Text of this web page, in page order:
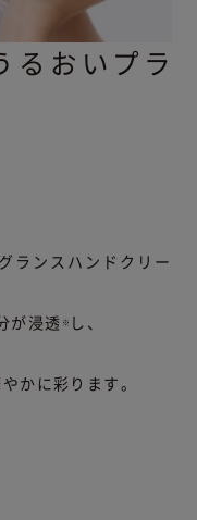
るおいプラ
ランスハンドクリー
が浸透 ※
し、
かに彩ります。